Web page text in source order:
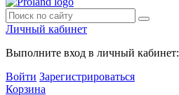
Личный кабинет
Выполните вход в личный кабинет:
Войти Зарегистрироваться
Корзина